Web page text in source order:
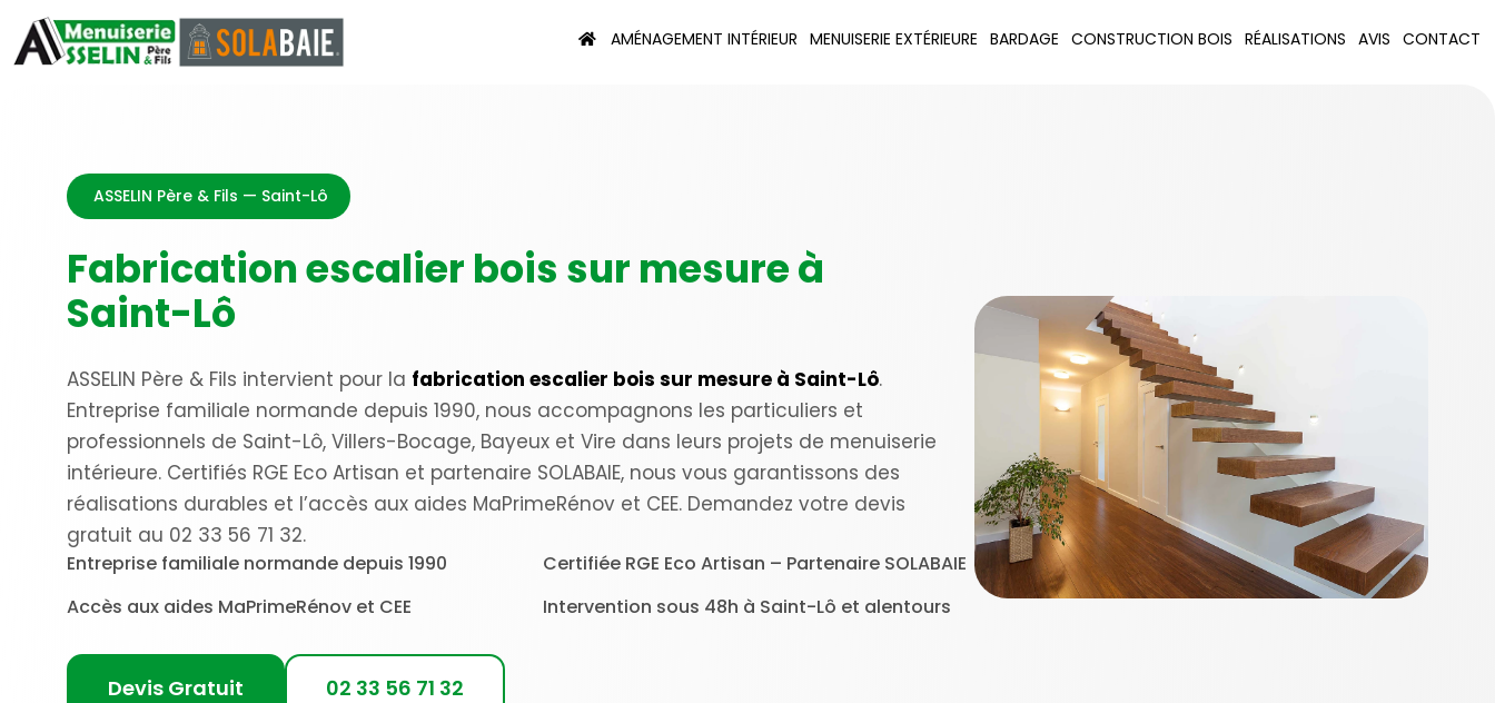
AMÉNAGEMENT INTÉRIEUR MENUISERIE EXTÉRIEURE BARDAGE CONSTRUCTION BOIS RÉALISATIONS AVIS CONTACT
ASSELIN Père & Fils — Saint-Lô
Fabrication escalier bois sur mesure à
Saint-Lô
ASSELIN Père & Fils intervient pour la fabrication escalier bois sur mesure à Saint-Lô.
Entreprise familiale normande depuis 1990, nous accompagnons les particuliers et
professionnels de Saint-Lô, Villers-Bocage, Bayeux et Vire dans leurs projets de menuiserie
intérieure. Certifiés RGE Eco Artisan et partenaire SOLABAIE, nous vous garantissons des
réalisations durables et l’accès aux aides MaPrimeRénov et CEE. Demandez votre devis
gratuit au 02 33 56 71 32.
Entreprise familiale normande depuis 1990
Certifiée RGE Eco Artisan – Partenaire SOLABAIE
Accès aux aides MaPrimeRénov et CEE
Intervention sous 48h à Saint-Lô et alentours
Devis Gratuit 02 33 56 71 32